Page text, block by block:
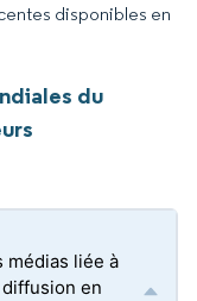
disponibles en
du
médias liée à
en